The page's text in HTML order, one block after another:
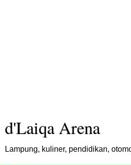
d'Laiqa Arena
Lampung, kuliner, pendidikan,